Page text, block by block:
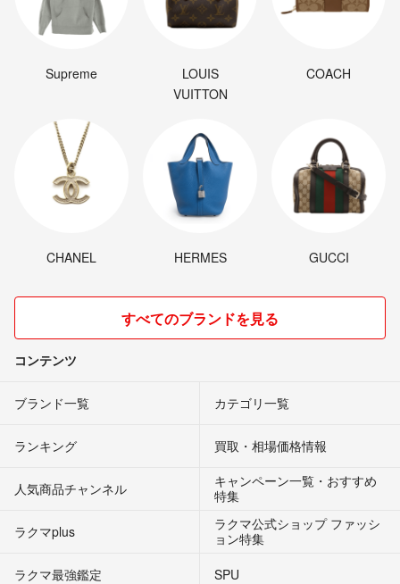
Supreme
LOUIS
VUITTON
COACH
CHANEL HERMES GUCCI
すべてのブランドを見る
コンテンツ
ブランド一覧 カテゴリ一覧
ランキング 買取・相場価格情報
人気商品チャンネル
キャンペーン一覧・おすすめ
特集
ラクマplus
ラクマ公式ショップ ファッシ
ョン特集
ラクマ最強鑑定
SPU